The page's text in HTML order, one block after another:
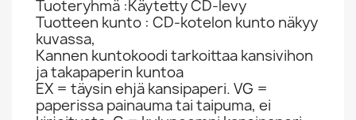
Tuoteryhmä :Käytetty CD-levy
Tuotteen kunto : CD-kotelon kunto näkyy
kuvassa,
Kannen kuntokoodi tarkoittaa kansivihon
ja takapaperin kuntoa
EX = täysin ehjä kansipaperi. VG =
paperissa painauma tai taipuma, ei